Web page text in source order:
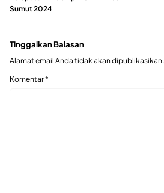
Sumut 2024
Tinggalkan Balasan
Alamat email Anda tidak akan dipublikasikan.
Komentar*